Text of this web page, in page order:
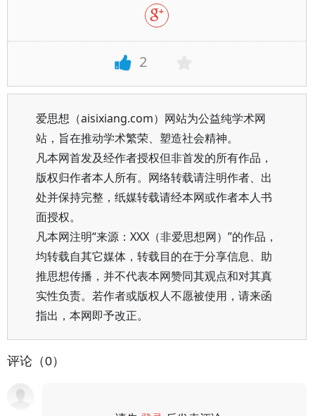
2
爱思想（aisixiang.com）网站为公益纯学术网
站，旨在推动学术繁荣、塑造社会精神。
凡本网首发及经作者授权但非首发的所有作品，
版权归作者本人所有。网络转载请注明作者、出
处并保持完整，纸媒转载请经本网或作者本人书
面授权。
凡本网注明“来源：XXX（非爱思想网）”的作品，
均转载自其它媒体，转载目的在于分享信息、助
推思想传播，并不代表本网赞同其观点和对其真
实性负责。若作者或版权人不愿被使用，请来函
指出，本网即予改正。
评论（0）